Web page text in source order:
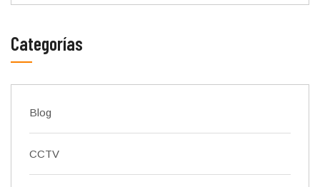
Categorías
Blog
CCTV